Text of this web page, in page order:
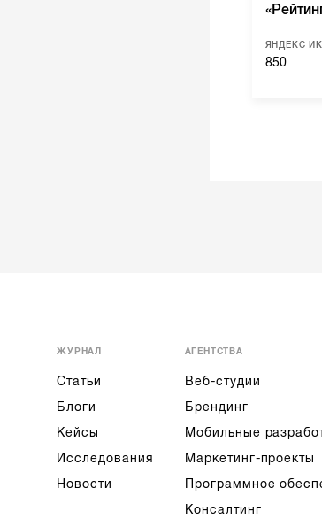
ЯНДЕКС
850
ЖУРНАЛ
Статьи
Блоги
Кейсы
Исследования
Новости
АГЕНТСТВА
Веб-студии
Брендинг
Мобильные
Маркетинг-проекты
Программное
Консалтинг